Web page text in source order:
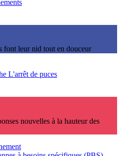
font leur nid tout en douceur
L'arrêt de puces
nouvelles à la hauteur des